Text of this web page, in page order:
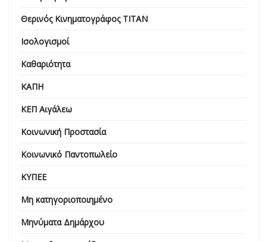
Θερινός Κινηματογράφος ΤΙΤΑΝ
Ισολογισμοί
Καθαριότητα
ΚΑΠΗ
ΚΕΠ Αιγάλεω
Κοινωνική Προστασία
Κοινωνικό Παντοπωλείο
ΚΥΠΕΕ
Μη κατηγοριοποιημένο
Μηνύματα Δημάρχου